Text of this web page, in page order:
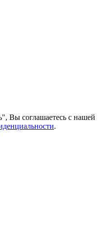
Вы соглашаетесь с нашей
.